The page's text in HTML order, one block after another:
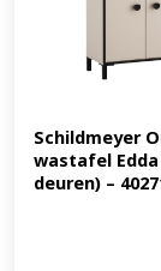
Schildmeyer
wastafel
deuren) –